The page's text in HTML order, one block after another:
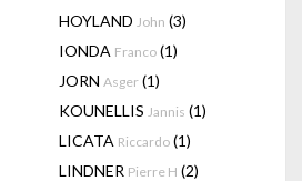
HOYLAND John (3)
IONDA Franco (1)
JORN Asger (1)
KOUNELLIS Jannis (1)
LICATA Riccardo (1)
LINDNER Pierre H (2)